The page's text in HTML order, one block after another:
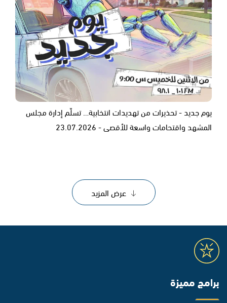
يوم جديد - تحذيرات من تهديدات انتخابية… تسلّم إدارة مجلس
المشهد واقتحامات واسعة للأقصى - 23.07.2026
عرض المزيد
برامج مميزة